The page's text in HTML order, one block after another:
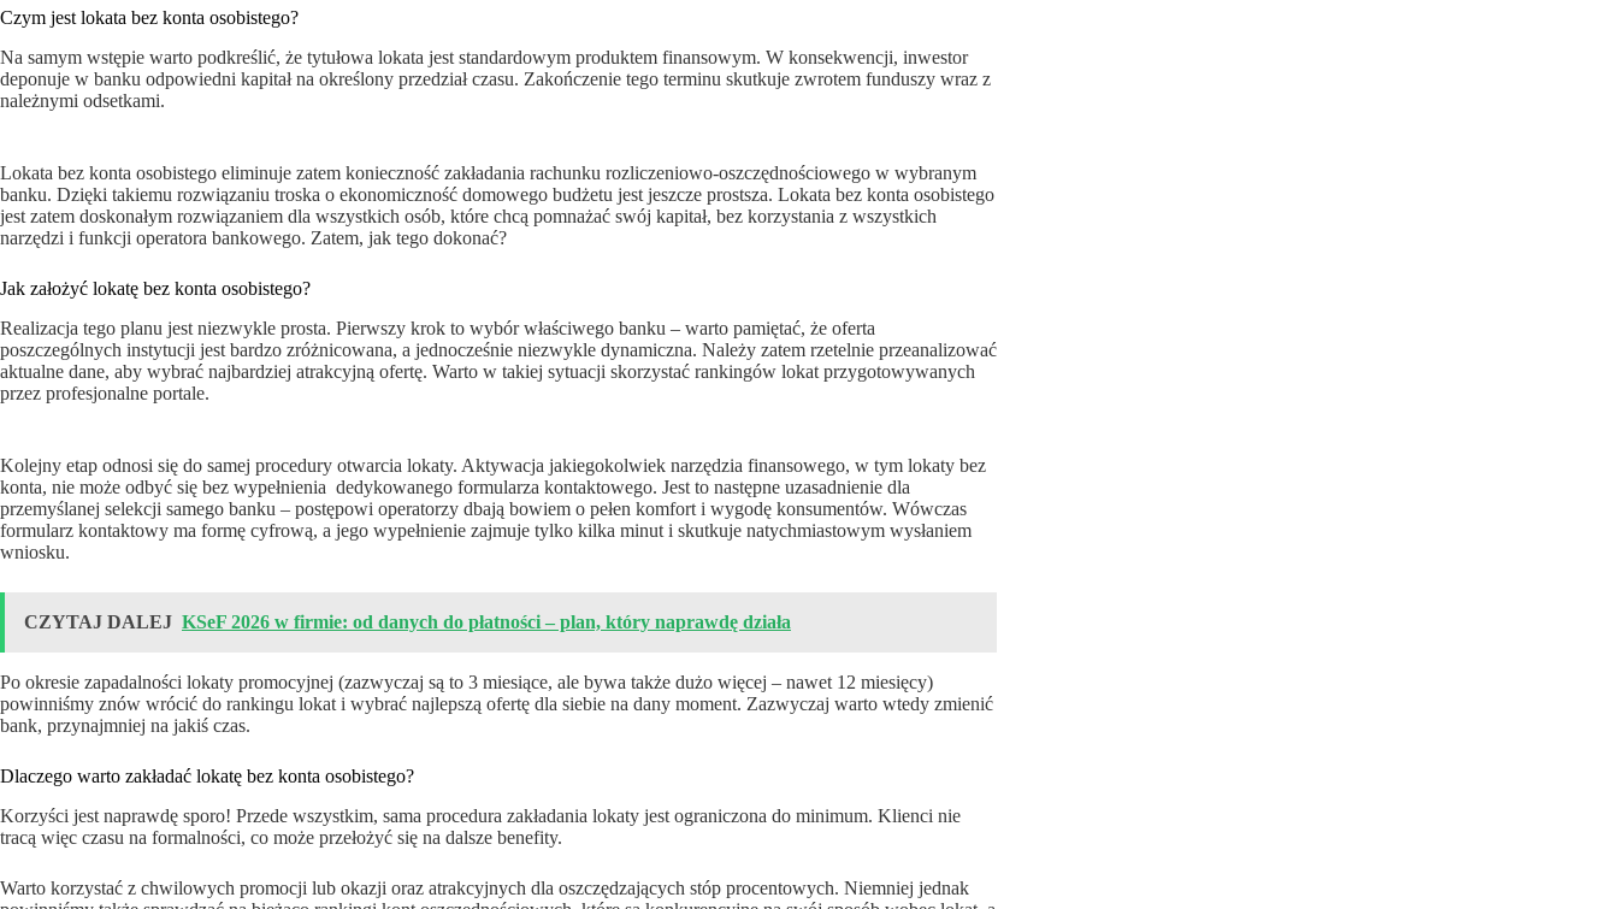
Czym jest lokata bez konta osobistego?
Na samym wstępie warto podkreślić, że tytułowa lokata jest standardowym produktem finansowym. W konsekwencji, inwestor
deponuje w banku odpowiedni kapitał na określony przedział czasu. Zakończenie tego terminu skutkuje zwrotem funduszy wraz z
należnymi odsetkami.
Lokata bez konta osobistego eliminuje zatem konieczność zakładania rachunku rozliczeniowo-oszczędnościowego w wybranym
banku. Dzięki takiemu rozwiązaniu troska o ekonomiczność domowego budżetu jest jeszcze prostsza. Lokata bez konta osobistego
jest zatem doskonałym rozwiązaniem dla wszystkich osób, które chcą pomnażać swój kapitał, bez korzystania z wszystkich
narzędzi i funkcji operatora bankowego. Zatem, jak tego dokonać?
Jak założyć lokatę bez konta osobistego?
Realizacja tego planu jest niezwykle prosta. Pierwszy krok to wybór właściwego banku – warto pamiętać, że oferta
poszczególnych instytucji jest bardzo zróżnicowana, a jednocześnie niezwykle dynamiczna. Należy zatem rzetelnie przeanalizować
aktualne dane, aby wybrać najbardziej atrakcyjną ofertę. Warto w takiej sytuacji skorzystać rankingów lokat przygotowywanych
przez profesjonalne portale.
Kolejny etap odnosi się do samej procedury otwarcia lokaty. Aktywacja jakiegokolwiek narzędzia finansowego, w tym lokaty bez
konta, nie może odbyć się bez wypełnienia dedykowanego formularza kontaktowego. Jest to następne uzasadnienie dla
przemyślanej selekcji samego banku – postępowi operatorzy dbają bowiem o pełen komfort i wygodę konsumentów. Wówczas
formularz kontaktowy ma formę cyfrową, a jego wypełnienie zajmuje tylko kilka minut i skutkuje natychmiastowym wysłaniem
wniosku.
CZYTAJ DALEJ KSeF 2026 w firmie: od danych do płatności – plan, który naprawdę działa
Po okresie zapadalności lokaty promocyjnej (zazwyczaj są to 3 miesiące, ale bywa także dużo więcej – nawet 12 miesięcy)
powinniśmy znów wrócić do rankingu lokat i wybrać najlepszą ofertę dla siebie na dany moment. Zazwyczaj warto wtedy zmienić
bank, przynajmniej na jakiś czas.
Dlaczego warto zakładać lokatę bez konta osobistego?
Korzyści jest naprawdę sporo! Przede wszystkim, sama procedura zakładania lokaty jest ograniczona do minimum. Klienci nie
tracą więc czasu na formalności, co może przełożyć się na dalsze benefity.
Warto korzystać z chwilowych promocji lub okazji oraz atrakcyjnych dla oszczędzających stóp procentowych. Niemniej jednak